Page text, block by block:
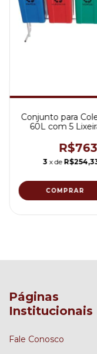
Conjunto para
60L com 5
3 x de
Páginas
Institucionais
Fale Conosco